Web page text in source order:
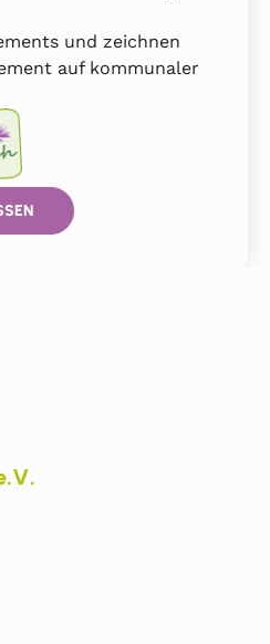
und zeichnen
auf kommunaler